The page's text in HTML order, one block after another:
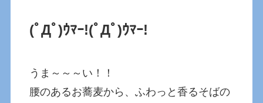
(ﾟДﾟ)ｳﾏｰ!(ﾟДﾟ)ｳﾏｰ!
うま～～～い！！
腰のあるお蕎麦から、ふわっと香るそばの